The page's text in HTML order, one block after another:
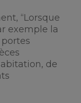
“Lorsque
exemple la
de